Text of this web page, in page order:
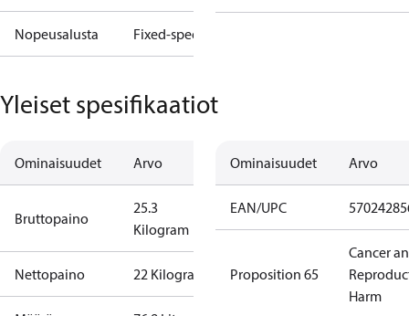
Nopeusalusta Fixed-speed
Yleiset spesifikaatiot
Ominaisuudet Arvo
Bruttopaino
25.3
Kilogram
Nettopaino 22 Kilogram
Ominaisuudet Arvo
EAN/UPC
Proposition 65
Cancer
Harm